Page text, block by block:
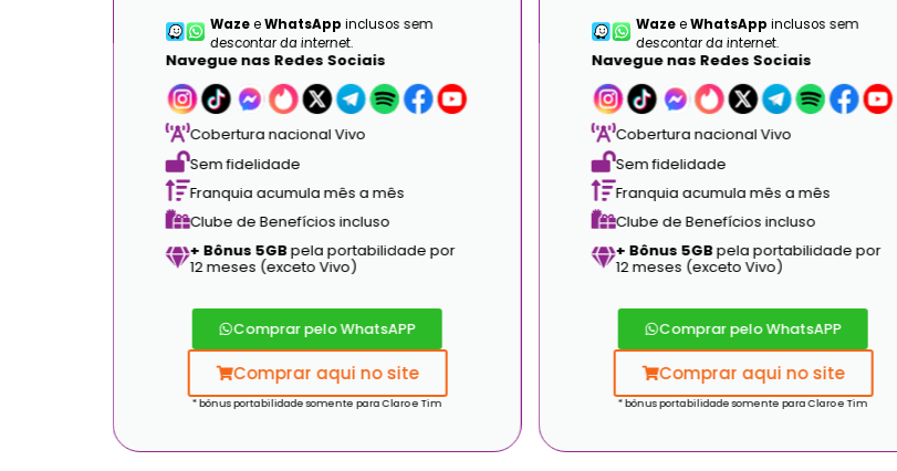
WazeeWhatsApp inclusos sem
descontar da internet.
Navegue nas Redes Sociais
Cobertura nacional Vivo
Sem fidelidade
Franquia acumula mês a mês
Clube de Benefícios incluso
+ Bônus 5GBpela portabilidade por
12 meses (exceto Vivo)
Comprar pelo WhatsAPP
Comprar aqui no site
* bônus portabilidade somente para Claro e Tim
WazeeWhatsApp inclusos sem
descontar da internet.
Navegue nas Redes Sociais
Cobertura nacional Vivo
Sem fidelidade
Franquia acumula mês a mês
Clube de Benefícios incluso
+ Bônus 5GBpela portabilidade por
12 meses (exceto Vivo)
Comprar pelo WhatsAPP
Comprar aqui no site
* bônus portabilidade somente para Claro e Tim